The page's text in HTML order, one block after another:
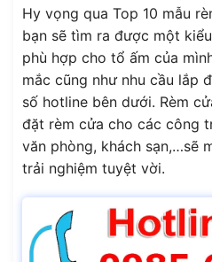
Hy vọng qua Top 10 mẫu
bạn sẽ tìm ra được một
phù hợp cho tổ ấm của
mắc cũng như nhu cầu lắp
số hotline bên dưới. Rèm
đặt rèm cửa cho các công
văn phòng, khách sạn,…sẽ
trải nghiệm tuyệt vời.